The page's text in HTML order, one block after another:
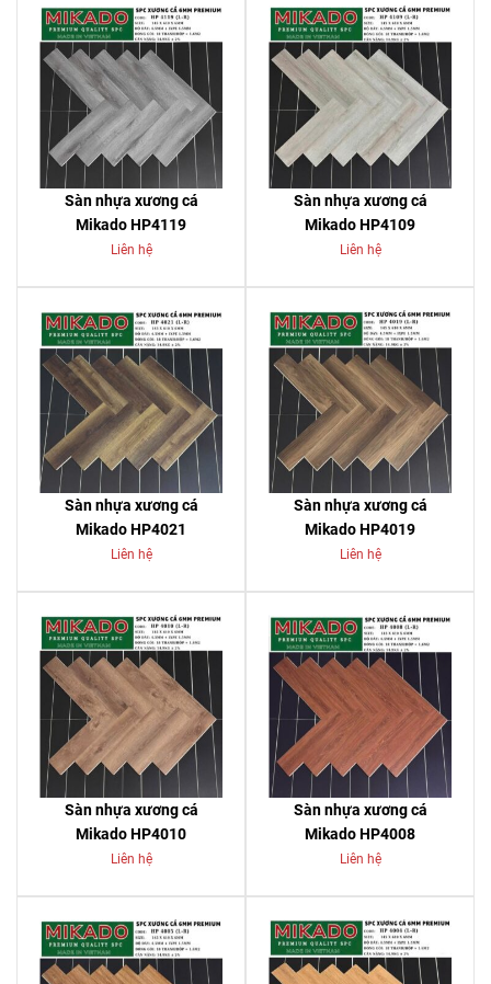
Sàn nhựa xương cá
Mikado HP4119
Liên hệ
Sàn nhựa xương cá
Mikado HP4109
Liên hệ
Sàn nhựa xương cá
Mikado HP4021
Liên hệ
Sàn nhựa xương cá
Mikado HP4019
Liên hệ
Sàn nhựa xương cá
Mikado HP4010
Liên hệ
Sàn nhựa xương cá
Mikado HP4008
Liên hệ